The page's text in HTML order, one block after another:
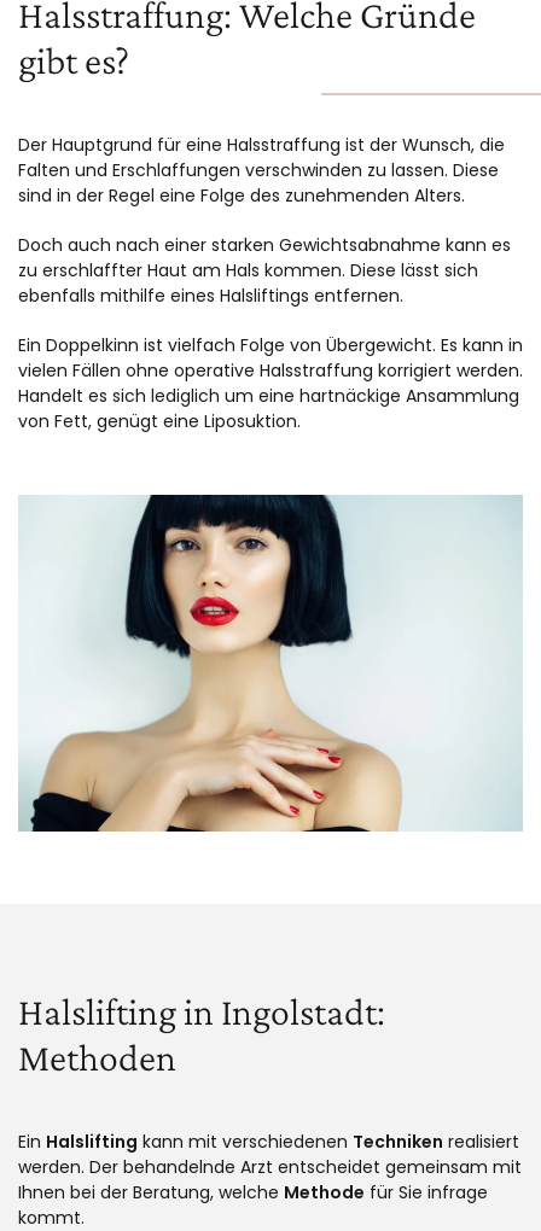
Halsstraffung: Welche Gründe
gibt es?
Der Hauptgrund für eine Halsstraffung ist der Wunsch, die
Falten und Erschlaffungen verschwinden zu lassen. Diese
sind in der Regel eine Folge des zunehmenden Alters.
Doch auch nach einer starken Gewichtsabnahme kann es
zu erschlaffter Haut am Hals kommen. Diese lässt sich
ebenfalls mithilfe eines Halsliftings entfernen.
Ein Doppelkinn ist vielfach Folge von Übergewicht. Es kann in
vielen Fällen ohne operative Halsstraffung korrigiert werden.
Handelt es sich lediglich um eine hartnäckige Ansammlung
von Fett, genügt eine Liposuktion.
Halslifting in Ingolstadt:
Methoden
Ein Halslifting kann mit verschiedenen Techniken realisiert
werden. Der behandelnde Arzt entscheidet gemeinsam mit
Ihnen bei der Beratung, welche Methode für Sie infrage
kommt.